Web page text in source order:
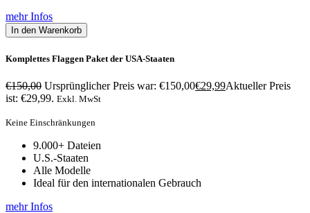
mehr Infos
In den Warenkorb
Komplettes Flaggen Paket der USA-Staaten
€150,00 Ursprünglicher Preis war: €150,00€29,99Aktueller Preis
ist: €29,99. Exkl. MwSt
Keine Einschränkungen
9.000+ Dateien
U.S.-Staaten
Alle Modelle
Ideal für den internationalen Gebrauch
mehr Infos